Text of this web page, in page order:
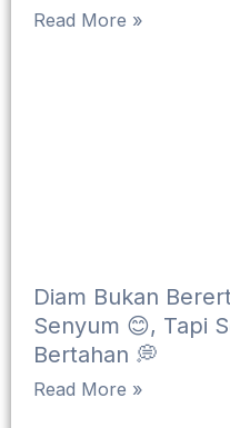
Read More »
Diam Bukan
Senyum 😊, Tapi
Bertahan 💭
Read More »